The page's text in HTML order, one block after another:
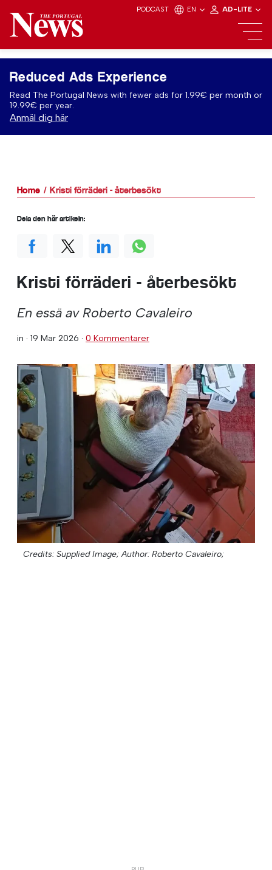
PODCAST EN AD-LITE
Reduced Ads Experience
Read The Portugal News with fewer ads for 1.99€ per month or
19.99€ per year.
Anmäl dig här
Home Kristi förräderi - återbesökt
Kristi förräderi - återbesökt
En essä av Roberto Cavaleiro
in · 19 Mar 2026 · 0 Kommentarer
Credits: Supplied Image; Author: Roberto Cavaleiro;
Dela den här artikeln: